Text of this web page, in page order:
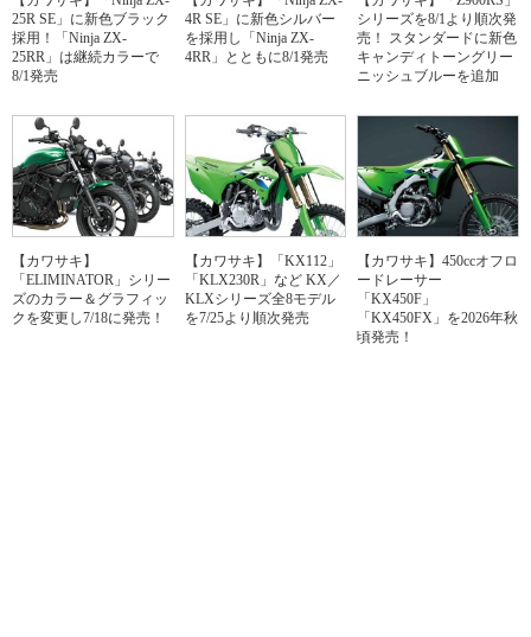
25R SE」に新色ブラック
採用！「Ninja ZX-
25RR」は継続カラーで
8/1発売
4R SE」に新色シルバー
を採用し「Ninja ZX-
4RR」とともに8/1発売
シリーズを8/1より順次発
売！ スタンダードに新色
キャンディトーングリー
ニッシュブルーを追加
【カワサキ】
「ELIMINATOR」シリー
ズのカラー＆グラフィッ
クを変更し7/18に発売！
【カワサキ】「KX112」
「KLX230R」など KX／
KLXシリーズ全8モデル
を7/25より順次発売
【カワサキ】450ccオフロ
ードレーサー
「KX450F」
「KX450FX」を2026年秋
頃発売！